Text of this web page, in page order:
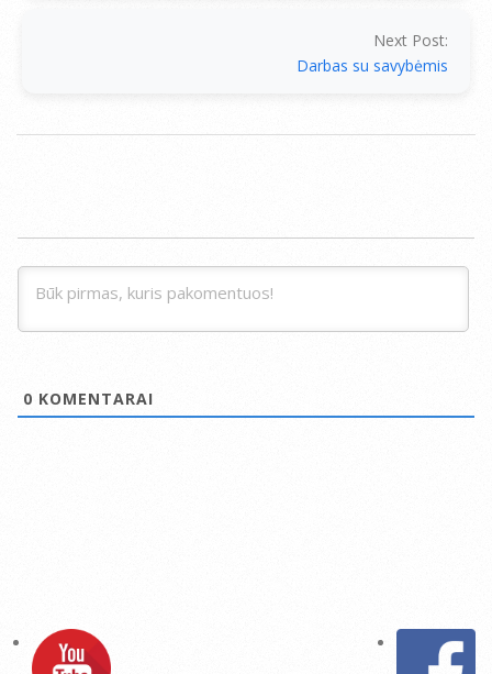
Next Post:
Darbas su savybėmis
0 KOMENTARAI